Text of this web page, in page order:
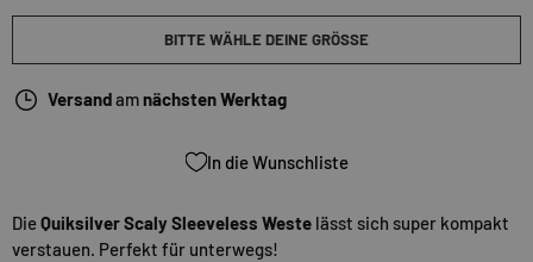
BITTE WÄHLE DEINE GRÖSSE
Versandamnächsten Werktag
In die Wunschliste
DieQuiksilver Scaly Sleeveless Weste lässt sich super kompakt
verstauen. Perfekt für unterwegs!